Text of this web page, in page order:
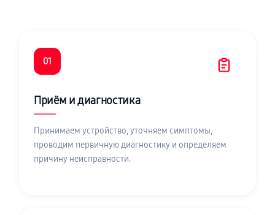
01
Приём и диагностика
Принимаем устройство, уточняем симптомы,
проводим первичную диагностику и определяем
причину неисправности.